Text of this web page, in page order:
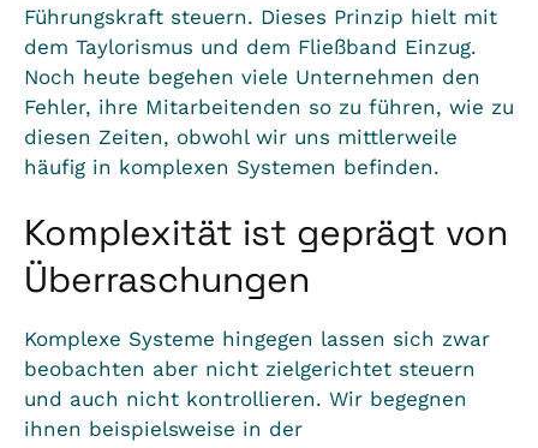
Führungskraft steuern. Dieses Prinzip hielt mit
dem Taylorismus und dem Fließband Einzug.
Noch heute begehen viele Unternehmen den
Fehler, ihre Mitarbeitenden so zu führen, wie zu
diesen Zeiten, obwohl wir uns mittlerweile
häufig in komplexen Systemen befinden.
Komplexität ist geprägt von
Überraschungen
Komplexe Systeme hingegen lassen sich zwar
beobachten aber nicht zielgerichtet steuern
und auch nicht kontrollieren. Wir begegnen
ihnen beispielsweise in der